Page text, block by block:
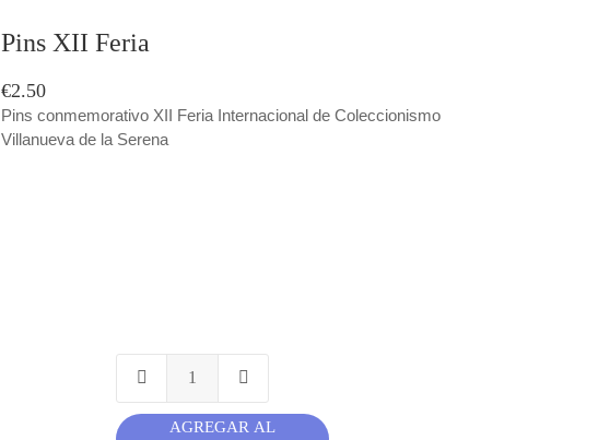
Pins XII Feria
€2.50
Pins conmemorativo XII Feria Internacional de Coleccionismo
Villanueva de la Serena
AGREGAR AL